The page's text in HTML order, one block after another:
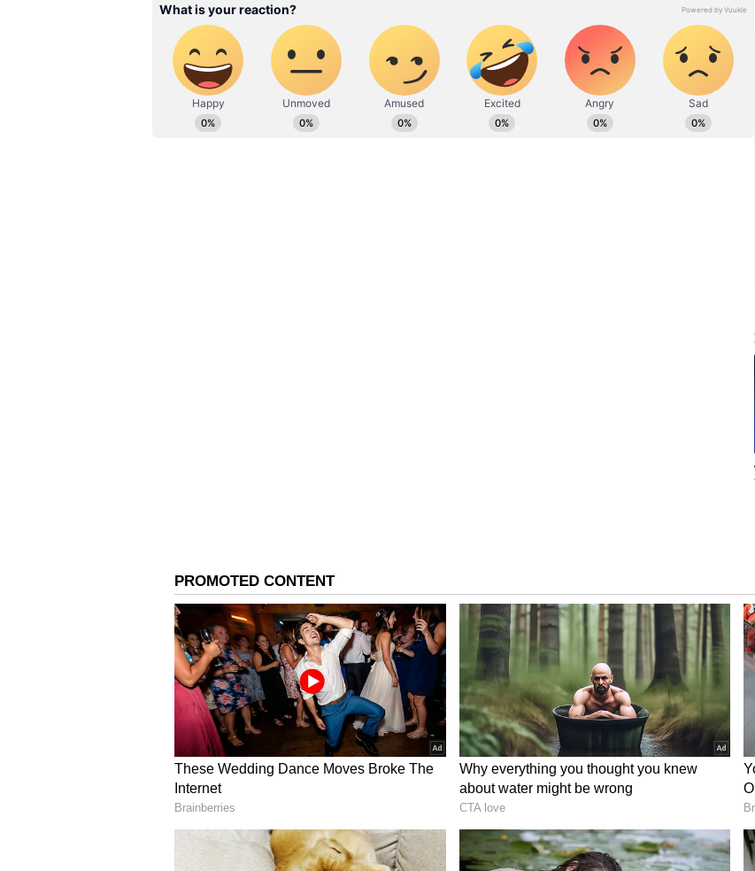
மேலும் அந்த உயில் ஜோடிக்கப்பட்டது எனவும், அது சட்டப்படி மெய்பித்து சான்று
பெறாததால் அது செல்லாது எனவும் சாந்தி மற்றும் ராஜ்வி தரப்பில்
வாதிடப்பட்டது. பாகப்பிரிவினை கோரி 2021-ல் அனுப்பிய நோட்டிஸிற்கு அளித்த
பதிலில் தான் உயில் எழுதியது தெரியவந்ததாகவும் மனுதாரர்கள் தரப்பில்
கூறப்பட்டது.
சாந்தி திரையரங்கில் இருந்த சிவாஜி மற்றும் கமலாவின் பங்குகள் முறைகேடாக
ராம்குமார் மற்றும் பிரபுவின் மகன்களின் பெயர்களுக்கு மாற்றப்பட்டுள்ளதாகவும்
தெரிவிக்கப்பட்டு உள்ளது. இந்த வழக்கில் சாந்தி மற்றும் ராஜ்வி தரப்பு
வாதங்கள் முடிவடைந்த நிலையில், இன்று மீண்டும் விசாரணை நடைபெற
உள்ளது.
ABOUT THE AUTHOR
GA
Ganesh A
இவர் பொறியியல் பட்டதாரி. செய்தி எழுதுவதில் 7 ஆண்டுகளுக்கும் மேலான
அனுபவம் உள்ளவர். இவர் கடந்த 3 ஆண்டுகளாக ஏசியாநெட் நியூஸ் தமிழில் சப்-
எடிட்டராக பணியாற்றி வருகிறார். டிஜிட்டல் மீடியா பற்றி நன்கு அறிந்தவர் மற்றும்
அதில் அனுபவமும் பெற்றவர். சினிமா மற்றும் பொழுதுபோக்கு செய்திகளை